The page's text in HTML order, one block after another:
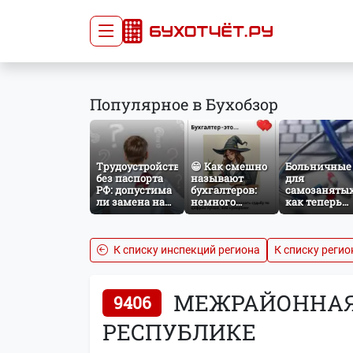
Главная
Сдать отчёт
Тарифы
Оплата
Популярное в Бухобзор
Трудоустройство
без паспорта
РФ: допустима
ли замена на
загранпаспорт?
😁 Как смешно
называют
бухгалтеров:
немного
профессионального
Больничные
для
как теперь
работает
социальное
НПД
К списку инспекций региона К списку
9406
РЕСПУБЛИКЕ